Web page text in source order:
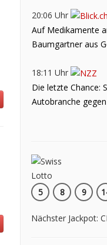
20:06 Uhr
Auf Medikamente
Baumgartner aus
18:11 Uhr
Die letzte Chance:
Autobranche
5 8 9
Nächster Jackpot: